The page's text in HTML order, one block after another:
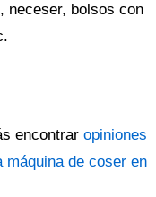
neceser, bolsos con
encontrar opiniones
máquina de coser en